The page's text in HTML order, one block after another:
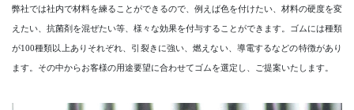
弊社では社内で材料を練ることができるので、例えば色を付けたい、材料の硬度を変
えたい、抗菌剤を混ぜたい等、様々な効果を付与することができます。ゴムには種類
が100種類以上ありそれぞれ、引裂きに強い、燃えない、導電するなどの特徴があり
ます。その中からお客様の用途要望に合わせてゴムを選定し、ご提案いたします。